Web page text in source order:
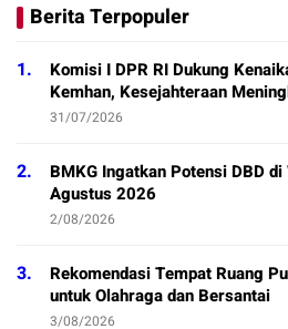
Berita Terpopuler
1.
Komisi I DPR RI Dukung
Kemhan, Kesejahteraan
31/07/2026
2.
BMKG Ingatkan Potensi DBD
Agustus 2026
2/08/2026
3.
Rekomendasi Tempat Ruang
untuk Olahraga dan Bersantai
3/08/2026